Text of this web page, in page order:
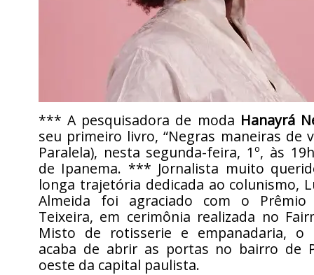
*** A pesquisadora de moda Hanayrá
seu primeiro livro, “Negras maneiras de
Paralela), nesta segunda-feira, 1º, às
de Ipanema. *** Jornalista muito
longa trajetória dedicada ao colunismo,
Almeida foi agraciado com o Prêmio
Teixeira, em cerimônia realizada no
Misto de rotisserie e empanadaria, o
acaba de abrir as portas no bairro de
oeste da capital paulista.